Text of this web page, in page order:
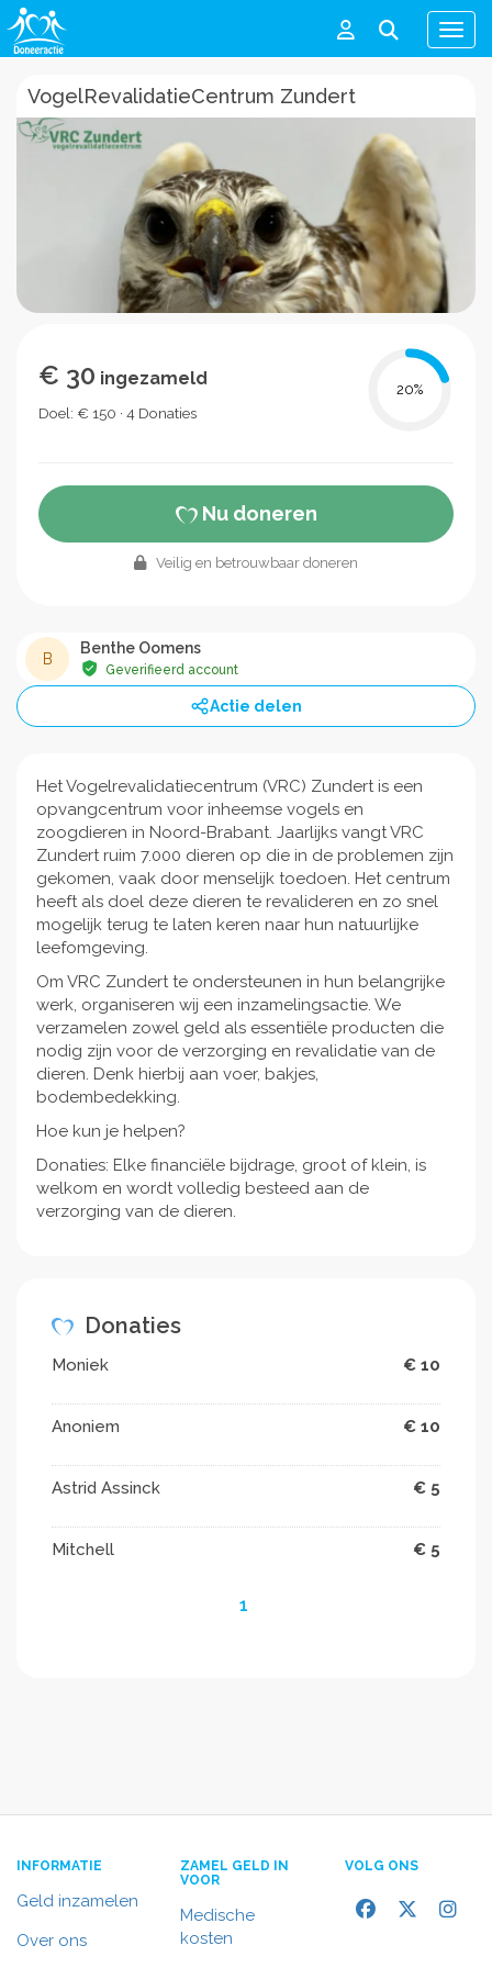
Menu
VogelRevalidatieCentrum Zundert
€ 30 ingezameld
Doel: € 150 · 4 Donaties
20%
Nu doneren
Veilig en betrouwbaar doneren
B
Benthe Oomens
Geverifieerd account
Actie delen
Het Vogelrevalidatiecentrum (VRC) Zundert is een
opvangcentrum voor inheemse vogels en
zoogdieren in Noord-Brabant. Jaarlijks vangt VRC
Zundert ruim 7.000 dieren op die in de problemen zijn
gekomen, vaak door menselijk toedoen. Het centrum
heeft als doel deze dieren te revalideren en zo snel
mogelijk terug te laten keren naar hun natuurlijke
leefomgeving.
​Om VRC Zundert te ondersteunen in hun belangrijke
werk, organiseren wij een inzamelingsactie. We
verzamelen zowel geld als essentiële producten die
nodig zijn voor de verzorging en revalidatie van de
dieren. Denk hierbij aan voer, bakjes,
bodembedekking.
Hoe kun je helpen?
Donaties: Elke financiële bijdrage, groot of klein, is
welkom en wordt volledig besteed aan de
verzorging van de dieren.
Donaties
Moniek € 10
Anoniem € 10
Astrid Assinck € 5
Mitchell € 5
1
INFORMATIE
Geld inzamelen
Over ons
ZAMEL GELD IN
VOOR
Medische
kosten
VOLG ONS